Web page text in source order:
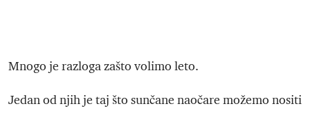
Mnogo je razloga zašto volimo leto.
Jedan od njih je taj što sunčane naočare možemo nositi